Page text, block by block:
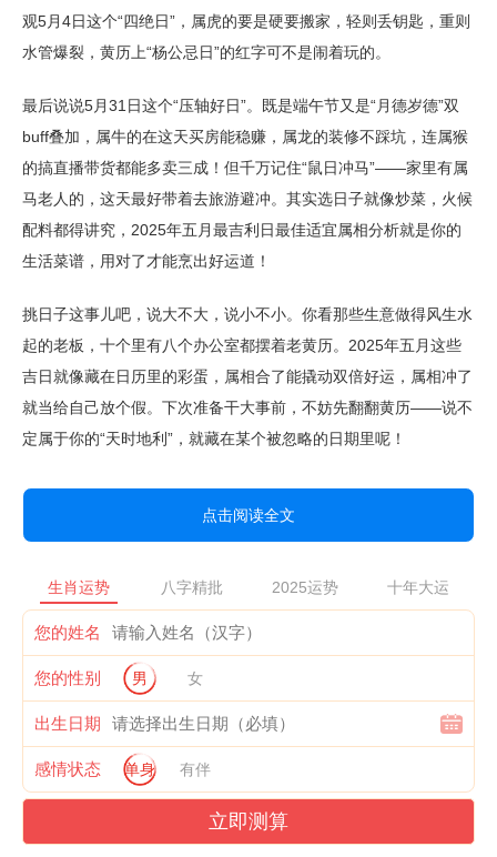
观5月4日这个“四绝日”，属虎的要是硬要搬家，轻则丢钥匙，重则
水管爆裂，黄历上“杨公忌日”的红字可不是闹着玩的。
最后说说5月31日这个“压轴好日”。既是端午节又是“月德岁德”双
buff叠加，属牛的在这天买房能稳赚，属龙的装修不踩坑，连属猴
的搞直播带货都能多卖三成！但千万记住“鼠日冲马”——家里有属
马老人的，这天最好带着去旅游避冲。其实选日子就像炒菜，火候
配料都得讲究，2025年五月最吉利日最佳适宜属相分析就是你的
生活菜谱，用对了才能烹出好运道！
挑日子这事儿吧，说大不大，说小不小。你看那些生意做得风生水
起的老板，十个里有八个办公室都摆着老黄历。2025年五月这些
吉日就像藏在日历里的彩蛋，属相合了能撬动双倍好运，属相冲了
就当给自己放个假。下次准备干大事前，不妨先翻翻黄历——说不
定属于你的“天时地利”，就藏在某个被忽略的日期里呢！
点击阅读全文
生肖运势 八字精批 2025运势 十年大运
您的姓名
您的性别 男 女
出生日期
感情状态 单身 有伴
立即测算